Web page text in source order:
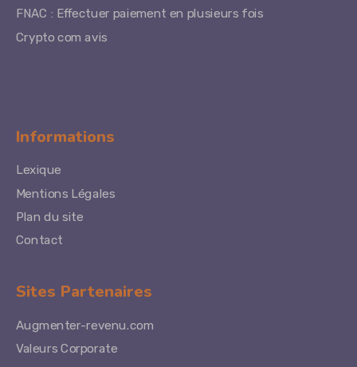
FNAC : Effectuer paiement en plusieurs fois
Crypto com avis
Informations
Lexique
Mentions Légales
Plan du site
Contact
Sites Partenaires
Augmenter-revenu.com
Valeurs Corporate